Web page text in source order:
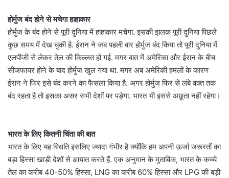
होर्मुज बंद होने से मचेगा हाहाकार
होर्मुज के बंद होने से पूरी दुनिया में हाहाकार मचेगा. इसकी झलक पूरी दुनिया पिछले
कुछ समय में देख चुकी है. ईरान ने जब पहली बार होर्मुज बंद किया तो पूरी दुनिया में
एलपीजी से लेकर तेल की किल्लत हो गई. मगर बात में अमेरिका और ईरान के बीच
सीजफायर होने के बाद होर्मुज खुल गया था. मगर अब अमेरिकी हमलों के कारण
ईरान ने फिर इसे बंद करने का फैसला किया है. अगर होर्मुज फिर से लंबे वक्त तक
बंद रहता है तो इसका असर सभी देशों पर पड़ेगा. भारत भी इससे अछूता नहीं रहेगा।
भारत के लिए कितनी चिंता की बात
भारत के लिए यह स्थिति इसलिए ज्यादा गंभीर है क्योंकि हम अपनी ऊर्जा जरूरतों का
बड़ा हिस्सा खाड़ी देशों से आयात करते हैं. एक अनुमान के मुताबिक, भारत के कच्चे
तेल का करीब 40-50% हिस्सा, LNG का करीब 60% हिस्सा और LPG की बड़ी